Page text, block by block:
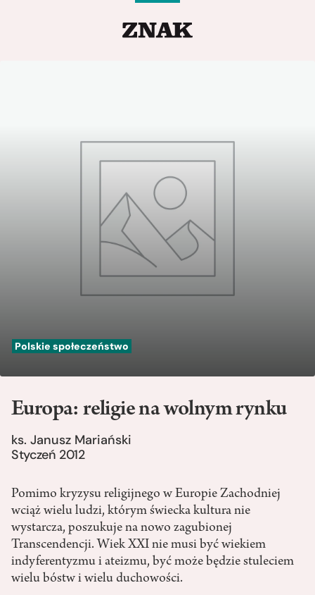
Polskie społeczeństwo
Europa: religie na wolnym rynku
ks. Janusz Mariański
Styczeń 2012
Pomimo kryzysu religijnego w Europie Zachodniej
wciąż wielu ludzi, którym świecka kultura nie
wystarcza, poszukuje na nowo zagubionej
Transcendencji. Wiek XXI nie musi być wiekiem
indyferentyzmu i ateizmu, być może będzie stuleciem
wielu bóstw i wielu duchowości.